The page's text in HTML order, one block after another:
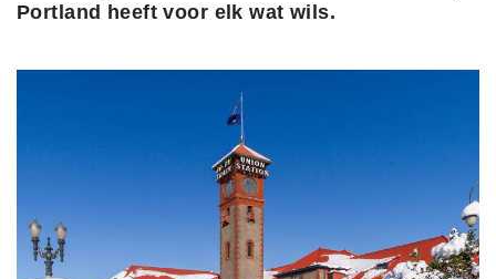
Portland heeft voor elk wat wils.